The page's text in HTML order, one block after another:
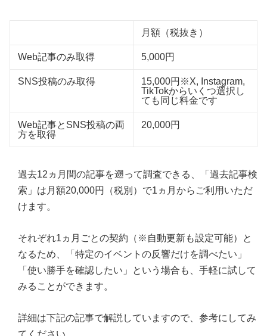
月額（税抜き）
Web記事のみ取得 5,000円
SNS投稿のみ取得
15,000円※X, Instagram,
TikTokからいくつ選択し
ても同じ料金です
Web記事とSNS投稿の両
方を取得
20,000円
過去12ヵ月間の記事を遡って調査できる、「過去記事検
索」は月額20,000円（税別）で1ヵ月からご利用いただ
けます。
それぞれ1ヵ月ごとの契約（※自動更新も設定可能）と
なるため、「特定のイベントの反響だけを調べたい」
「使い勝手を確認したい」という場合も、手軽に試して
みることができます。
詳細は下記の記事で解説していますので、参考にしてみ
てください。